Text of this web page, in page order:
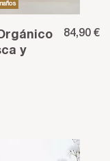
y
84,90 €